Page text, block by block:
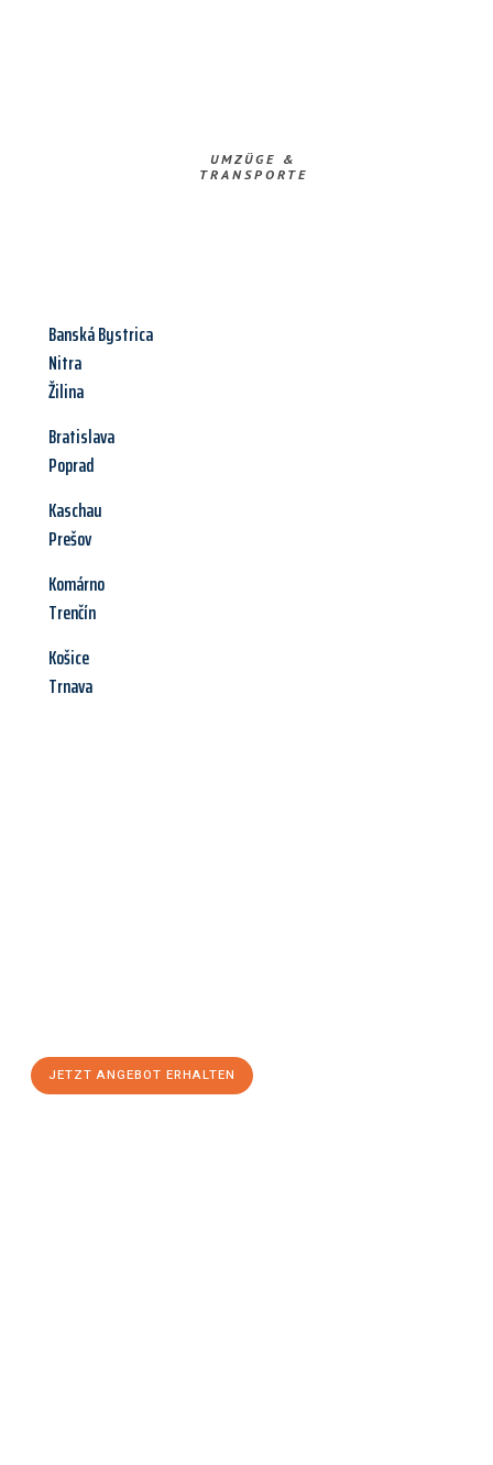
UMZÜGE &
TRANSPORTE
Banská Bystrica
Nitra
Žilina
Bratislava
Poprad
Kaschau
Prešov
Komárno
Trenčín
Košice
Trnava
JETZT ANGEBOT ERHALTEN